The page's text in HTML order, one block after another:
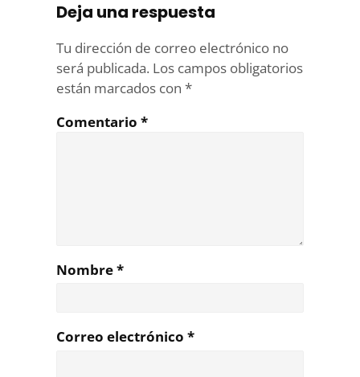
Deja una respuesta
Tu dirección de correo electrónico no
será publicada. Los campos obligatorios
están marcados con *
Comentario *
Nombre*
Correo electrónico *